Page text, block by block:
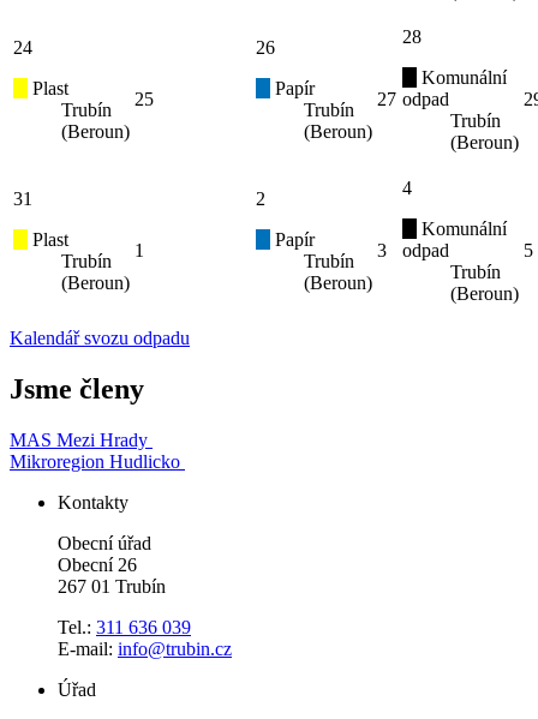
24
Plast
Trubín
(Beroun)
25
26
Papír
Trubín
(Beroun)
27
28
Komunální
odpad
Trubín
(Beroun)
31
Plast
Trubín
(Beroun)
1
2
Papír
Trubín
(Beroun)
3
4
Komunální
odpad
Trubín
(Beroun)
5
Kalendář svozu odpadu
Jsme členy
MAS Mezi Hrady
Mikroregion Hudlicko
Kontakty
Obecní úřad
Obecní 26
267 01 Trubín
Tel.: 311 636 039
E-mail: info@trubin.cz
Úřad